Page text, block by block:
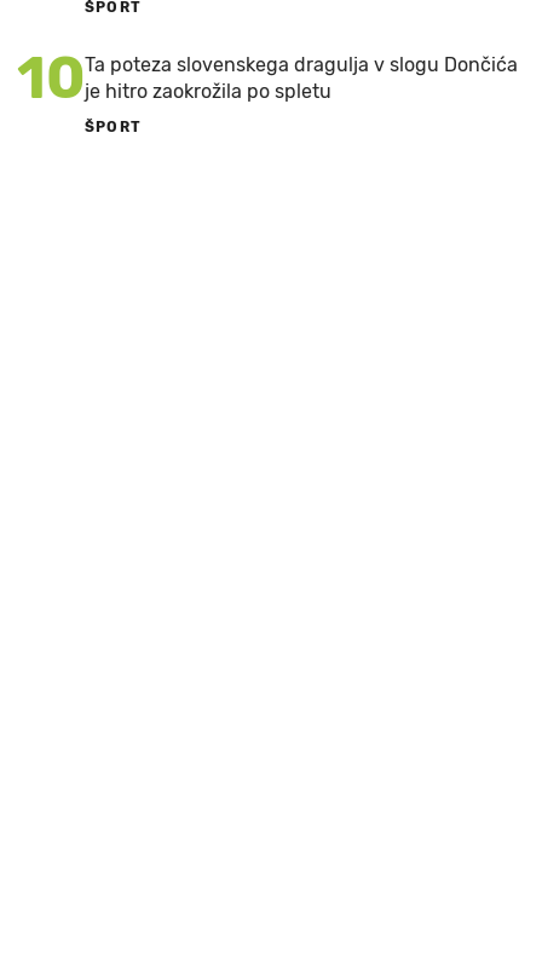
ŠPORT
10Ta poteza slovenskega dragulja v slogu Dončića
je hitro zaokrožila po spletu
ŠPORT